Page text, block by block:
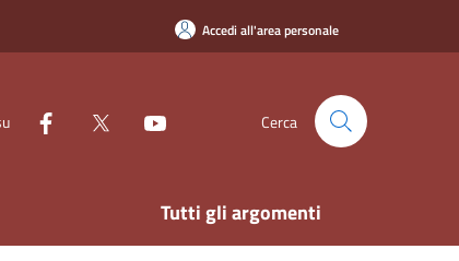
Accedi all'area personale
Cerca
Tutti gli argomenti